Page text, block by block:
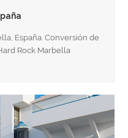
España. Conversión de
Rock Marbella